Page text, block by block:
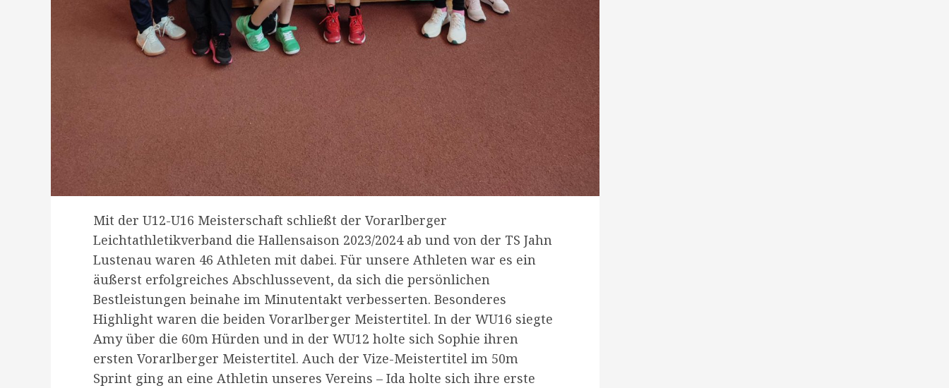
Mit der U12-U16 Meisterschaft schließt der Vorarlberger
Leichtathletikverband die Hallensaison 2023/2024 ab und von der TS Jahn
Lustenau waren 46 Athleten mit dabei. Für unsere Athleten war es ein
äußerst erfolgreiches Abschlussevent, da sich die persönlichen
Bestleistungen beinahe im Minutentakt verbesserten. Besonderes
Highlight waren die beiden Vorarlberger Meistertitel. In der WU16 siegte
Amy über die 60m Hürden und in der WU12 holte sich Sophie ihren
ersten Vorarlberger Meistertitel. Auch der Vize-Meistertitel im 50m
Sprint ging an eine Athletin unseres Vereins – Ida holte sich ihre erste